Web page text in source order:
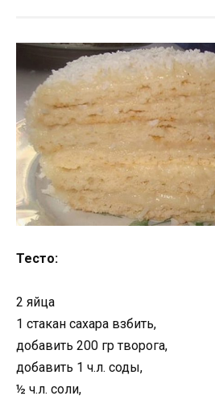
Тесто:
2 яйца
1 стакан сахара взбить,
добавить 200 гр творога,
добавить 1 ч.л. соды,
½ ч.л. соли,